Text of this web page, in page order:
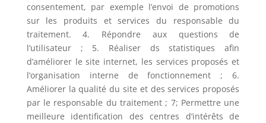
consentement, par exemple l’envoi de promotions
sur les produits et services du responsable du
traitement. 4. Répondre aux questions de
l’utilisateur ; 5. Réaliser ds statistiques afin
d’améliorer le site internet, les services proposés et
l’organisation interne de fonctionnement ; 6.
Améliorer la qualité du site et des services proposés
par le responsable du traitement ; 7; Permettre une
meilleure identification des centres d’intérêts de